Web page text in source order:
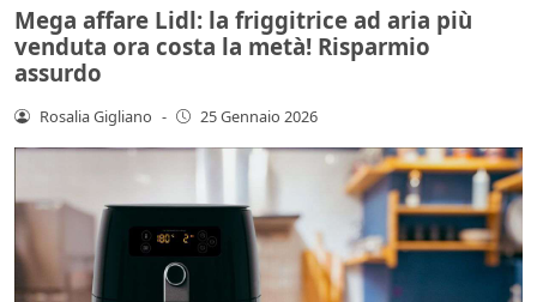
Mega affare Lidl: la friggitrice ad aria più
venduta ora costa la metà! Risparmio
assurdo
Rosalia Gigliano - 25 Gennaio 2026